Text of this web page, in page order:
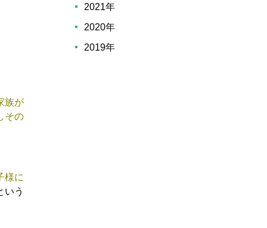
族が
その
様に
いう
2021年
2020年
2019年